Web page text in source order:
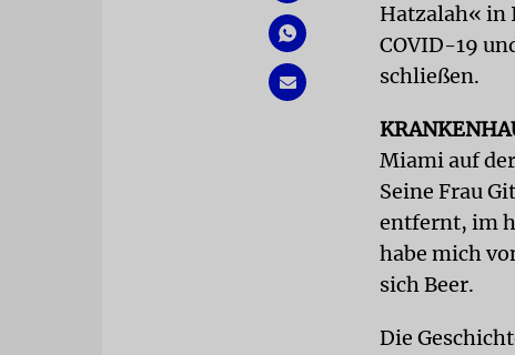
Hatzalah« in
COVID-19
schließen.
Miami auf
Seine Frau
entfernt, im
habe mich
sich Beer.
Die